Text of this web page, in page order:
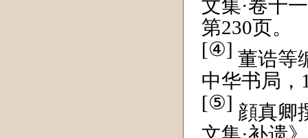
文集·卷十
第230页。
[④] 董诰等
中华书局，
[⑤] 顔真卿